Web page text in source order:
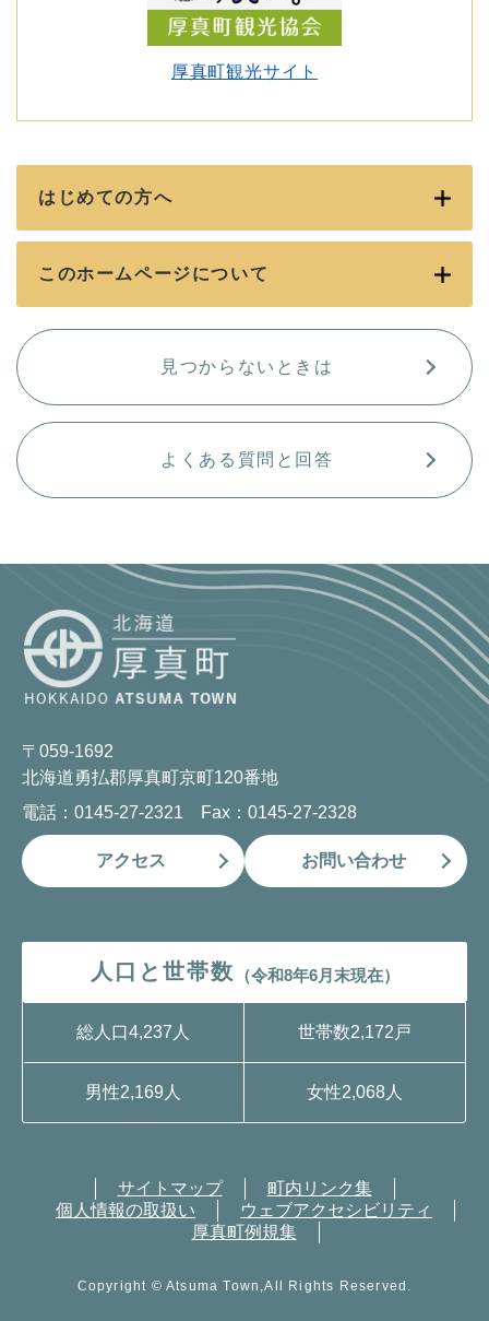
厚真町観光サイト
はじめての方へ
このホームページについて
見つからないときは
よくある質問と回答
〒059-1692
北海道勇払郡厚真町京町120番地
電話：0145-27-2321 Fax：0145-27-2328
アクセス お問い合わせ
人口と世帯数 （令和8年6月末現在）
総人口 4,237人 世帯数2,172戸
男性2,169人 女性2,068人
サイトマップ
町内リンク集
個人情報の取扱い
ウェブアクセシビリティ
厚真町例規集
Copyright © Atsuma Town,All Rights Reserved.